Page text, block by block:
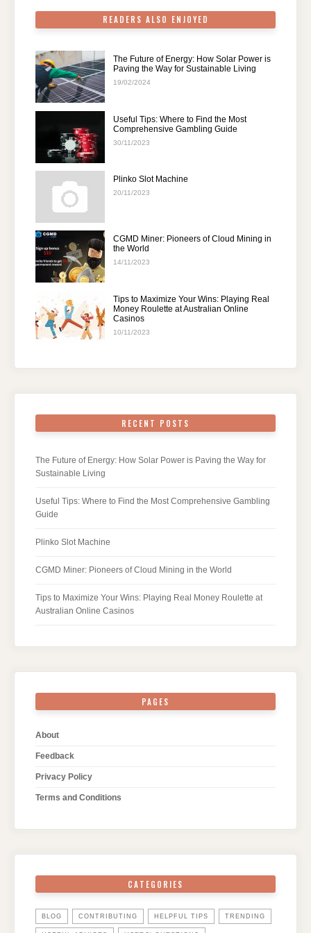
READERS ALSO ENJOYED
The Future of Energy: How Solar Power is
Paving the Way for Sustainable Living
19/02/2024
Useful Tips: Where to Find the Most
Comprehensive Gambling Guide
30/11/2023
Plinko Slot Machine
20/11/2023
CGMD Miner: Pioneers of Cloud Mining in
the World
14/11/2023
Tips to Maximize Your Wins: Playing Real
Money Roulette at Australian Online
Casinos
10/11/2023
RECENT POSTS
The Future of Energy: How Solar Power is Paving the Way for
Sustainable Living
Useful Tips: Where to Find the Most Comprehensive Gambling
Guide
Plinko Slot Machine
CGMD Miner: Pioneers of Cloud Mining in the World
Tips to Maximize Your Wins: Playing Real Money Roulette at
Australian Online Casinos
PAGES
About
Feedback
Privacy Policy
Terms and Conditions
CATEGORIES
BLOG CONTRIBUTING HELPFUL TIPS TRENDING